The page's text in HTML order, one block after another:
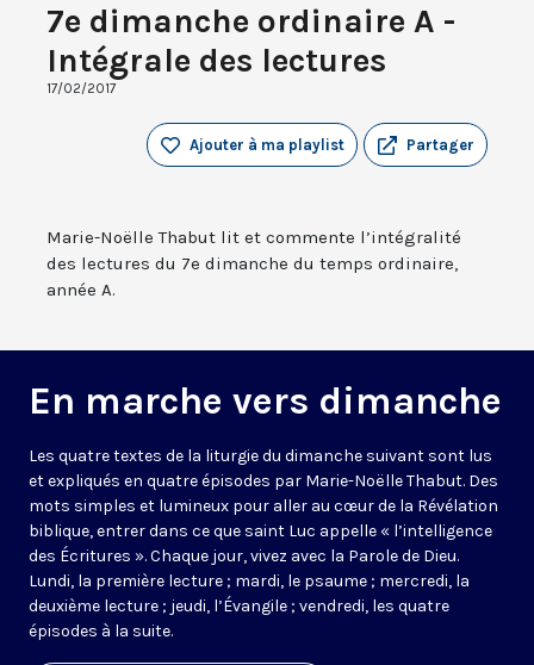
7e dimanche ordinaire A -
Intégrale des lectures
17/02/2017
Partager
Ajouter à ma playlist
Marie-Noëlle Thabut lit et commente l’intégralité
des lectures du 7e dimanche du temps ordinaire,
année A.
En marche vers dimanche
Les quatre textes de la liturgie du dimanche suivant sont lus
et expliqués en quatre épisodes par Marie-Noëlle Thabut. Des
mots simples et lumineux pour aller au cœur de la Révélation
biblique, entrer dans ce que saint Luc appelle « l’intelligence
des Écritures ». Chaque jour, vivez avec la Parole de Dieu.
Lundi, la première lecture ; mardi, le psaume ; mercredi, la
deuxième lecture ; jeudi, l’Évangile ; vendredi, les quatre
épisodes à la suite.